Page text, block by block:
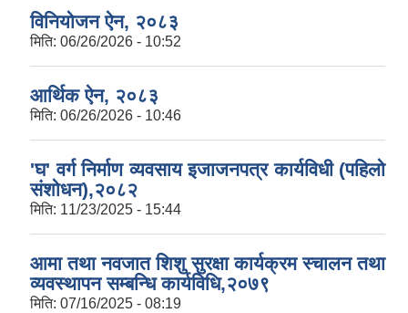
विनियोजन ऐन, २०८३
मिति: 06/26/2026 - 10:52
आर्थिक ऐन, २०८३
मिति: 06/26/2026 - 10:46
'घ' वर्ग निर्माण व्यवसाय इजाजनपत्र कार्यविधी (पहिलो
संशोधन),२०८२
मिति: 11/23/2025 - 15:44
आमा तथा नवजात शिशु सुरक्षा कार्यक्रम स्चालन तथा
व्यवस्थापन सम्बन्धि कार्यविधि,२०७९
मिति: 07/16/2025 - 08:19